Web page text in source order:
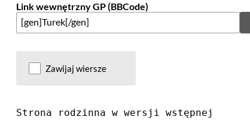
Link wewnętrzny GP (BBCode)
Zawijaj wiersze
Strona rodzinna w wersji wstępnej